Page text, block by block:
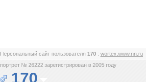
Персональный сайт пользователя 170 : wortex.www.nn.ru
портрет № 26222 зарегистрирован в 2005 году
170